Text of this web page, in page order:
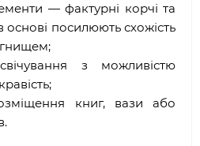
— фактурні корчі та
основі посилюють схожість
з можливістю
книг, вази або